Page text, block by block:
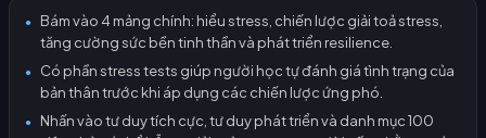
●
Bám vào 4 mảng chính: hiểu stress, chiến lược giải toả stress,
tăng cường sức bền tinh thần và phát triển resilience.
●
Có phần stress tests giúp người học tự đánh giá tình trạng của
bản thân trước khi áp dụng các chiến lược ứng phó.
●
Nhấn vào tư duy tích cực, tư duy phát triển và danh mục 100